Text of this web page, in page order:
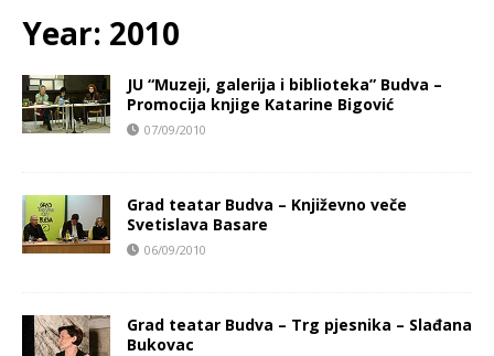
Year: 2010
JU “Muzeji, galerija i biblioteka” Budva –
Promocija knjige Katarine Bigović
07/09/2010
Grad teatar Budva – Književno veče
Svetislava Basare
06/09/2010
Grad teatar Budva – Trg pjesnika – Slađana
Bukovac